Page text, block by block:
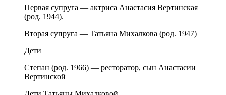
Первая супруга — актриса Анастасия Вертинская
(род. 1944).
Вторая супруга — Татьяна Михалкова (род. 1947)
Дети
Степан (род. 1966) — ресторатор, сын Анастасии
Вертинской